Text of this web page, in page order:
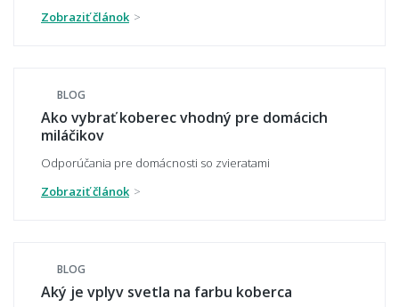
Môže mi koberec opticky zväčšiť miestnosť?
Čo ak zvolím zlú veľkosť koberca?
Aký koberec je príjemný na chodenie
Zobraziť článok
BLOG
Ako vybrať koberec vhodný pre domácich
miláčikov
Odporúčania pre domácnosti so zvieratami
Zobraziť článok
BLOG
Aký je vplyv svetla na farbu koberca